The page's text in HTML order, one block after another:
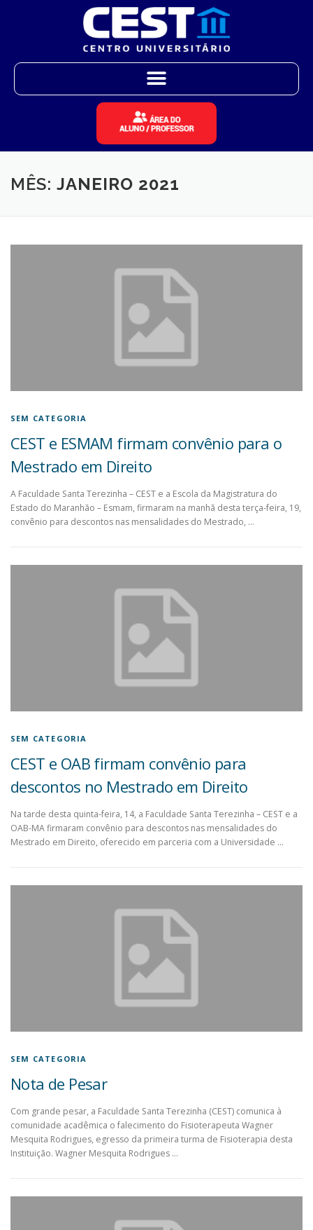
MÊS: JANEIRO 2021
SEM CATEGORIA
CEST e ESMAM firmam convênio para o
Mestrado em Direito
A Faculdade Santa Terezinha – CEST e a Escola da Magistratura do
Estado do Maranhão – Esmam, firmaram na manhã desta terça-feira, 19,
convênio para descontos nas mensalidades do Mestrado, …
SEM CATEGORIA
CEST e OAB firmam convênio para
descontos no Mestrado em Direito
Na tarde desta quinta-feira, 14, a Faculdade Santa Terezinha – CEST e a
OAB-MA firmaram convênio para descontos nas mensalidades do
Mestrado em Direito, oferecido em parceria com a Universidade …
SEM CATEGORIA
Nota de Pesar
Com grande pesar, a Faculdade Santa Terezinha (CEST) comunica à
comunidade acadêmica o falecimento do Fisioterapeuta Wagner
Mesquita Rodrigues, egresso da primeira turma de Fisioterapia desta
Instituição. Wagner Mesquita Rodrigues …